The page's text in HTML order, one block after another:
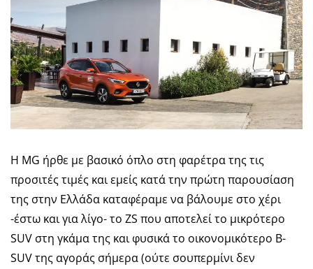
Η MG ήρθε με βασικό όπλο στη φαρέτρα της τις
προσιτές τιμές και εμείς κατά την πρώτη παρουσίαση
της στην Ελλάδα καταφέραμε να βάλουμε στο χέρι
-έστω και για λίγο- το ZS που αποτελεί το μικρότερο
SUV στη γκάμα της και φυσικά το οικονομικότερο B-
SUV της αγοράς σήμερα (ούτε σουπερμίνι δεν